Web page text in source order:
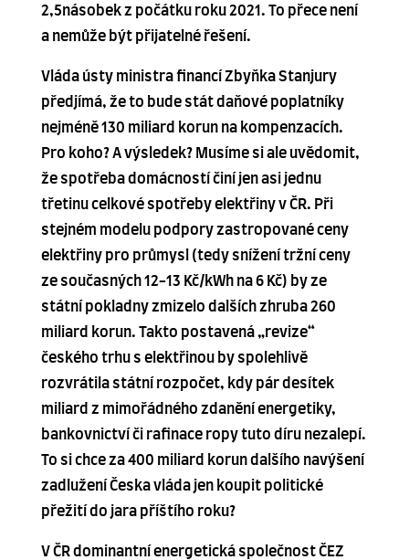
2,5násobek z počátku roku 2021. To přece není
a nemůže být přijatelné řešení.
Vláda ústy ministra financí Zbyňka Stanjury
předjímá, že to bude stát daňové poplatníky
nejméně 130 miliard korun na kompenzacích.
Pro koho? A výsledek? Musíme si ale uvědomit,
že spotřeba domácností činí jen asi jednu
třetinu celkové spotřeby elektřiny v ČR. Při
stejném modelu podpory zastropované ceny
elektřiny pro průmysl (tedy snížení tržní ceny
ze současných 12-13 Kč/kWh na 6 Kč) by ze
státní pokladny zmizelo dalších zhruba 260
miliard korun. Takto postavená „revize“
českého trhu s elektřinou by spolehlivě
rozvrátila státní rozpočet, kdy pár desítek
miliard z mimořádného zdanění energetiky,
bankovnictví či rafinace ropy tuto díru nezalepí.
To si chce za 400 miliard korun dalšího navýšení
zadlužení Česka vláda jen koupit politické
přežití do jara příštího roku?
V ČR dominantní energetická společnost ČEZ